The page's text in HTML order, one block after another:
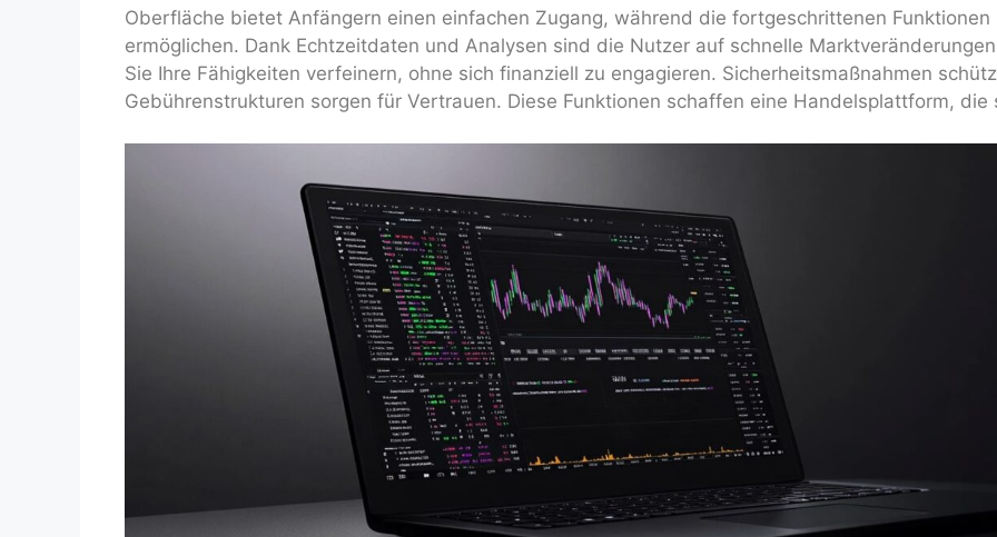
Oberfläche bietet Anfängern einen einfachen Zugang, während die fortgeschrittenen
ermöglichen. Dank Echtzeitdaten und Analysen sind die Nutzer auf schnelle
Sie Ihre Fähigkeiten verfeinern, ohne sich finanziell zu engagieren. Sicherheitsmaßnahmen
Gebührenstrukturen sorgen für Vertrauen. Diese Funktionen schaffen eine Handelsplattform,